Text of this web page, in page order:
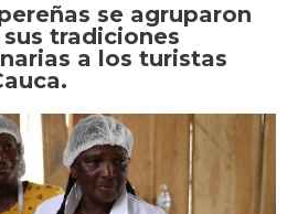
se agruparon
tradiciones
a los turistas